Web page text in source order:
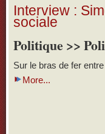
Interview :
sociale
Politique >>
Sur le bras de fer
More...